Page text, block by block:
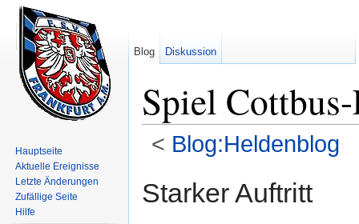
Spiel
< Blog:Heldenblog
Starker Auftritt
Blog Diskussion
Hauptseite
Aktuelle Ereignisse
Letzte Änderungen
Zufällige Seite
Hilfe